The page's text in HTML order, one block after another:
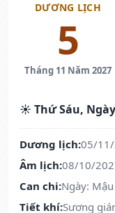
DƯƠNG LỊCH
5
Tháng 11 Năm 2027
☀️ Thứ Sáu,
Dương lịch:05/
Âm lịch:08/10/
Can chi:Ngày:
Tiết khí:Sương